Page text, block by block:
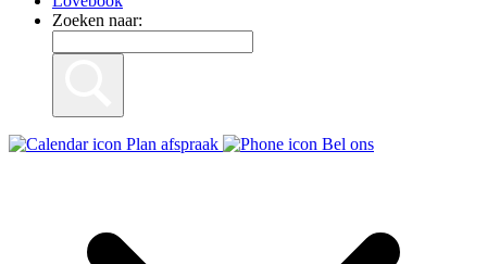
Zoeken naar:
Plan afspraak Bel ons